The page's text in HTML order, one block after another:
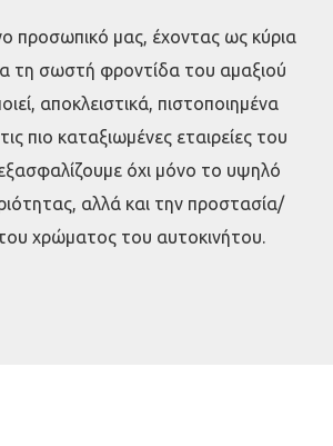
προσωπικό μας, έχοντας ως κύρια
τη σωστή φροντίδα του αμαξιού
αποκλειστικά, πιστοποιημένα
πιο καταξιωμένες εταιρείες του
όχι μόνο το υψηλό
αλλά και την προστασία/
χρώματος του αυτοκινήτου.